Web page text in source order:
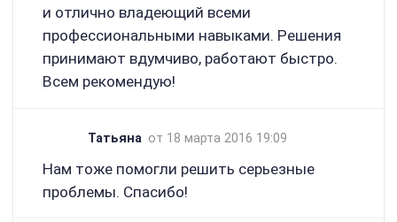
и отлично владеющий всеми
профессиональными навыками. Решения
принимают вдумчиво, работают быстро.
Всем рекомендую!
Татьяна от 18 марта 2016 19:09
Нам тоже помогли решить серьезные
проблемы. Спасибо!